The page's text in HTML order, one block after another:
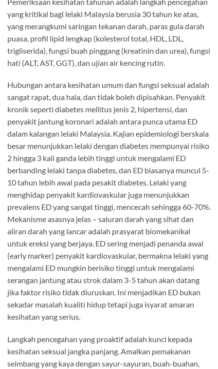
yang kritikal bagi lelaki Malaysia berusia 30 tahun ke atas,
yang merangkumi saringan tekanan darah, paras gula darah
puasa, profil lipid lengkap (kolesterol total, HDL, LDL,
trigliserida), fungsi buah pinggang (kreatinin dan urea), fungsi
hati (ALT, AST, GGT), dan ujian air kencing rutin.
Hubungan antara kesihatan umum dan fungsi seksual adalah
sangat rapat, dua hala, dan tidak boleh dipisahkan. Penyakit
kronik seperti diabetes mellitus jenis 2, hipertensi, dan
penyakit jantung koronari adalah antara punca utama ED
dalam kalangan lelaki Malaysia. Kajian epidemiologi berskala
besar menunjukkan lelaki dengan diabetes mempunyai risiko
2 hingga 3 kali ganda lebih tinggi untuk mengalami ED
berbanding lelaki tanpa diabetes, dan ED biasanya muncul 5-
10 tahun lebih awal pada pesakit diabetes. Lelaki yang
menghidap penyakit kardiovaskular juga menunjukkan
prevalens ED yang sangat tinggi, mencecah sehingga 60-70%.
Mekanisme asasnya jelas – saluran darah yang sihat dan
aliran darah yang lancar adalah prasyarat biomekanikal
untuk ereksi yang berjaya. ED sering menjadi penanda awal
(early marker) penyakit kardiovaskular, bermakna lelaki yang
mengalami ED mungkin berisiko tinggi untuk mengalami
serangan jantung atau strok dalam 3-5 tahun akan datang
jika faktor risiko tidak diuruskan. Ini menjadikan ED bukan
sekadar masalah kualiti hidup tetapi juga isyarat amaran
kesihatan yang serius.
Langkah pencegahan yang proaktif adalah kunci kepada
kesihatan seksual jangka panjang. Amalkan pemakanan
seimbang yang kaya dengan sayur-sayuran, buah-buahan,